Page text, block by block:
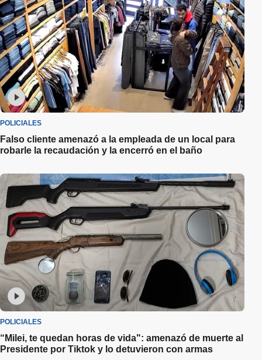
POLICIALES
Falso cliente amenazó a la empleada de un local para
robarle la recaudación y la encerró en el baño
POLICIALES
“Milei, te quedan horas de vida": amenazó de muerte al
Presidente por Tiktok y lo detuvieron con armas